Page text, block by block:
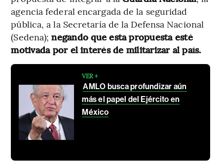
agencia federal encargada de la seguridad
pública, a la Secretaría de la Defensa Nacional
(Sedena);negando que esta propuesta esté
motivada por el interés de militarizar al país.
VER +
AMLO busca profundizar aún
más el papel del Ejército en
México